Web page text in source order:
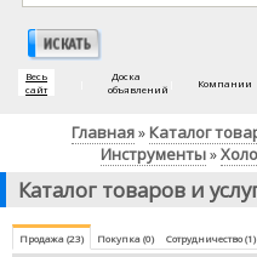
Весь
сайт
Доска
объявлений
Компании
Главная» Каталог
Инструменты»
Каталог товаров и
Продажа (23) Покупка (0) Сотрудничество (1)